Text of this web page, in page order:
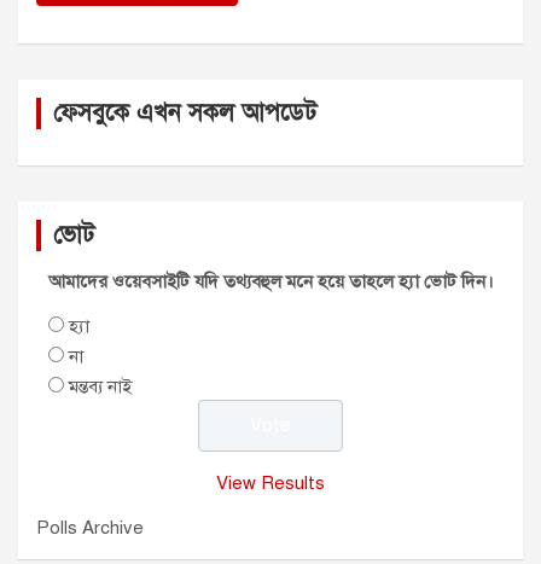
ফেসবুকে এখন সকল আপডেট
ভোট
আমাদের ওয়েবসাইটি যদি তথ্যবহুল মনে হয়ে তাহলে হ্যা ভোট দিন।
হ্যা
না
মন্তব্য নাই
View Results
Polls Archive